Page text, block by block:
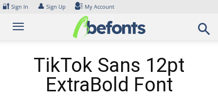
Skip
content
🔐 Sign In 👤 Sign Up My Account
TikTok Sans 12pt
ExtraBold Font